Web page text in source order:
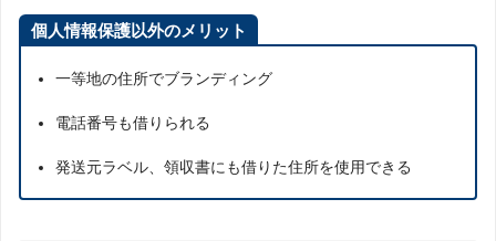
個人情報保護以外のメリット
一等地の住所でブランディング
電話番号も借りられる
発送元ラベル、領収書にも借りた住所を使用できる